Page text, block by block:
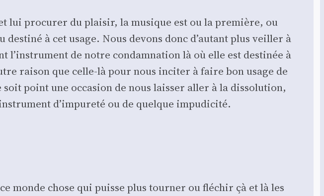
lui pro­cu­rer du plai­sir, la musique est ou la pre­mière, ou
à cet usage. Nous devons donc d’autant plus veiller à
l’instrument de notre condam­na­tion là où elle est des­ti­née à
rai­son que celle-là pour nous inci­ter à faire bon usage de
point une occa­sion de nous lais­ser aller à la dis­so­lu­tion,
d’impureté ou de quelque impu­di­ci­té.
monde chose qui puisse plus tour­ner ou flé­chir çà et là les